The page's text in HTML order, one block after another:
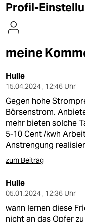
kultur
sport
berlin
nord
wahrheit
verlag
veranstaltungen
Profil-
meine
Hulle
15.04.2024 , 12:46 Uhr
Gegen hohe
Börsenstrom.
mehr bieten solche
5-10 Cent /kwh
Anstrengung
zum Beitrag
Hulle
05.01.2024 , 12:36 Uhr
wann lernen diese
nicht an das Opfer